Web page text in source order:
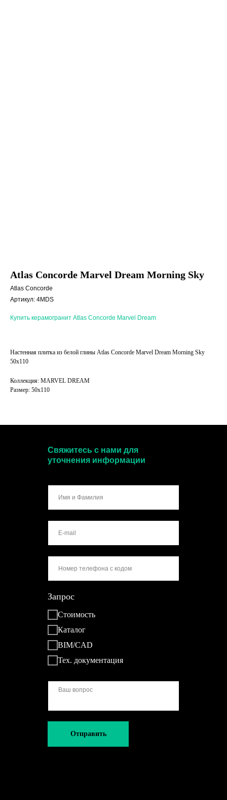
Atlas Concorde Marvel Dream Morning Sky
Atlas Concorde
Артикул: 4MDS
Купить керамогранит Atlas Concorde Marvel Dream
Настенная плитка из белой глины Atlas Concorde Marvel Dream Morning Sky
50x110
Коллекция: MARVEL DREAM
Размер: 50x110
Запрос
Стоимость
Каталог
BIM/CAD
Тех. документация
Отправить
Свяжитесь с нами для
уточнения информации